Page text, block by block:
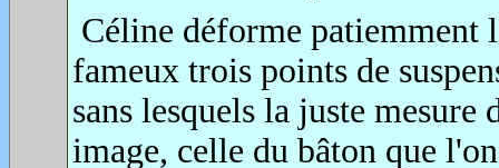
Céline déforme patiemment
fameux trois points de
sans lesquels la juste mesure
image, celle du bâton que